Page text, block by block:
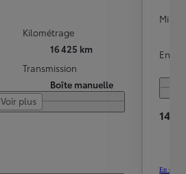
Kilométrage
16 425 km
Transmission
Boîte manuelle
Voir plus
Mise
14
En